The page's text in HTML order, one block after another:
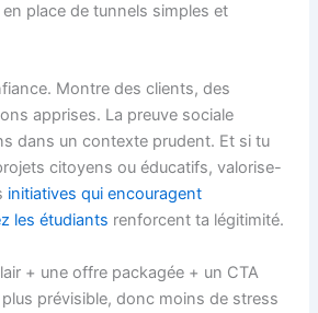
place de tunnels simples et
Montre des clients, des
apprises. La preuve sociale
dans un contexte prudent. Et si tu
citoyens ou éducatifs, valorise-
initiatives qui encouragent
les étudiants renforcent ta légitimité.
+ une offre packagée + un CTA
prévisible, donc moins de stress